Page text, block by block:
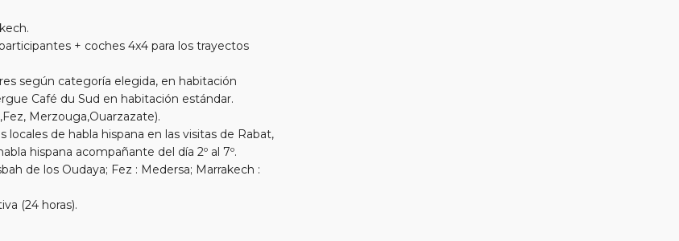
+ coches 4x4 para los trayectos
según categoría elegida, en habitación
Café du Sud en habitación estándar.
Merzouga,Ouarzazate).
de habla hispana en las visitas de Rabat,
hispana acompañante del día 2º al 7º.
de los Oudaya; Fez : Medersa; Marrakech :
(24 horas).